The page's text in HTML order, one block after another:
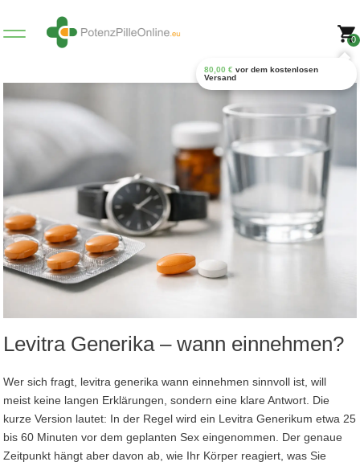
0
80,00 € vor dem kostenlosen
Versand
Levitra Generika – wann einnehmen?
Wer sich fragt, levitra generika wann einnehmen sinnvoll ist, will
meist keine langen Erklärungen, sondern eine klare Antwort. Die
kurze Version lautet: In der Regel wird ein Levitra Generikum etwa 25
bis 60 Minuten vor dem geplanten Sex eingenommen. Der genaue
Zeitpunkt hängt aber davon ab, wie Ihr Körper reagiert, was Sie